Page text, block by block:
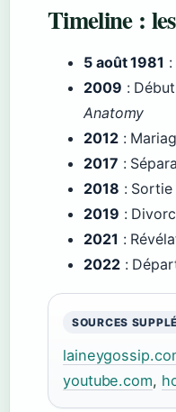
Timeline :
5 août 1981
2009 :
Anatomy
2012:
2017 :
2018 :
2019 :
2021 :
2022:
SOURCES
youtube.com,